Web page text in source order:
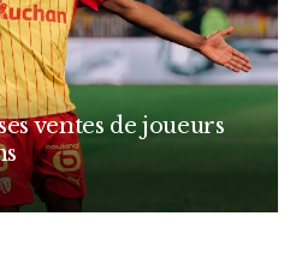
ventes de joueurs